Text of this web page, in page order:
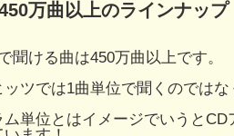
万曲以上のラインナップ
聞ける曲は450万曲以上です。
ッツでは1曲単位で聞くのでは
ム単位とはイメージでいうと